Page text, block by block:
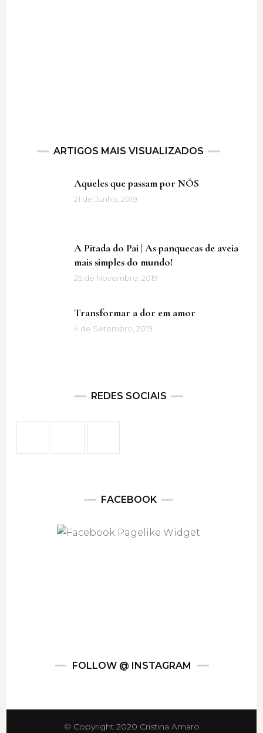
ARTIGOS MAIS VISUALIZADOS
Aqueles que passam por NÓS
21 de Junho, 2019
A Pitada do Pai | As panquecas de aveia
mais simples do mundo!
25 de Novembro, 2019
Transformar a dor em amor
4 de Setembro, 2019
REDES SOCIAIS
FACEBOOK
FOLLOW @ INSTAGRAM
© Copyright 2020 Cristina Amaro